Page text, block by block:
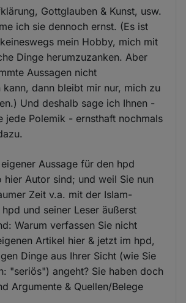
Gottglauben & Kunst, usw.
ich sie dennoch ernst. (Es ist
mein Hobby, mich mit
Dinge herumzuzanken. Aber
Aussagen nicht
kann, dann bleibt mir nur, mich zu
Und deshalb sage ich Ihnen -
jede Polemik - ernsthaft nochmals
Aussage für den hpd
hier Autor sind; und weil Sie nun
Zeit v.a. mit der Islam-
und seiner Leser äußerst
Warum verfassen Sie nicht
Artikel hier & jetzt im hpd,
Dinge aus Ihrer Sicht (wie Sie
"seriös") angeht? Sie haben doch
Argumente & Quellen/Belege